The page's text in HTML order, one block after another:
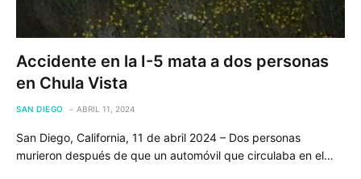
Accidente en la I-5 mata a dos personas
en Chula Vista
SAN DIEGO ABRIL 11, 2024
San Diego, California, 11 de abril 2024 – Dos personas
murieron después de que un automóvil que circulaba en el…